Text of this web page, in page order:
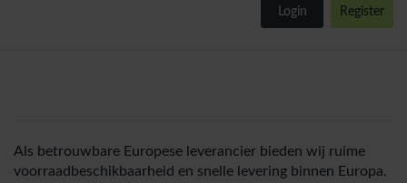
Login Register
Als betrouwbare Europese leverancier bieden wij ruime
voorraadbeschikbaarheid en snelle levering binnen Europa.